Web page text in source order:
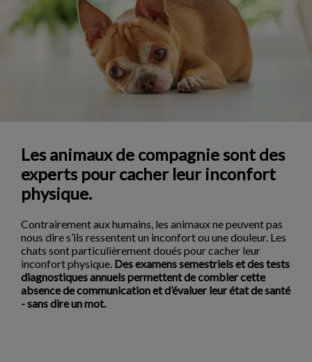
Les animaux de compagnie sont des
experts pour cacher leur inconfort
physique.
Contrairement aux humains, les animaux ne peuvent pas
nous dire s’ils ressentent un inconfort ou une douleur. Les
chats sont particulièrement doués pour cacher leur
inconfort physique. Des examens semestriels et des tests
diagnostiques annuels permettent de combler cette
absence de communication et d’évaluer leur état de santé
- sans dire un mot.